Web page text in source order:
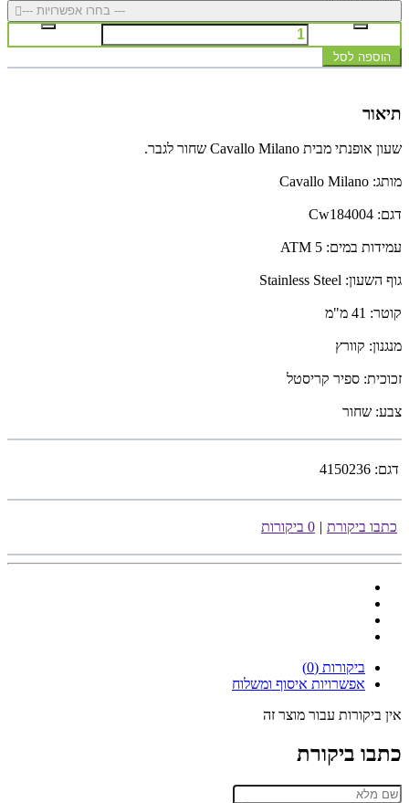
--- בחרו אפשרויות ---
הוספה לסל
תיאור
שעון אופנתי מבית Cavallo Milano שחור לגבר.
מותג: Cavallo Milano
דגם: Cw184004
עמידות במים: 5 ATM
גוף השעון: Stainless Steel
קוטר: 41 מ"מ
מנגנון: קוורץ
זכוכית: ספיר קריסטל
צבע: שחור
דגם: 4150236
כתבו ביקורת | 0 ביקורות
ביקורות (0)
אפשרויות איסוף ומשלוח
אין ביקורות עבור מוצר זה
כתבו ביקורת